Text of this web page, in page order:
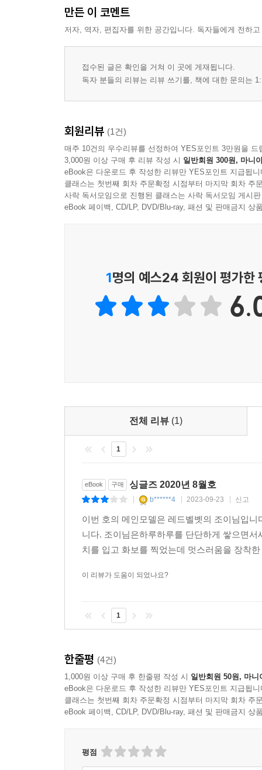
66 EVERYDAY SHINE
70 HIDE & SEEK
98 JOY of AUTUMN
118 PLAY FOR TODAY
132 BAD Girls
140 < 싱글즈>가 픽업한 이달의 뉴스는?
141 I AM REAL
142 윤기 품은 치크
144 겉촉속촉 워터리 하이라이터
146 과즙 팡팡 향수
154 유분 엔딩
158 <싱글즈>가 선정한 이달의 베스트 제품은?
164 the WHITE
168 OOPS! 촬영장 뷰티 SOS
183 <싱글즈>가 픽업한 이달의 뉴스는?
184 소중히 다뤄주세요
185 BEAUTY insider
186 2주 완성 복근 만들기
214 여행의 가치
216 이것은 광고가 아니다
218 청결의 역습
222 STYLE your space
232 나를 세일즈합니다
236 채소의 맛
242 만능감 쩌는 사람과 연애하는 법
244 내가 자고 싶었던 모든 남자들에게
250 S LIST
254 FASHION insider
256 HOROSCOPES
258 8월에는 <싱글즈>가 쏩니다!
260 피부도 마음도 행복해지는 <싱글즈> S
만든 이 코멘트
저자, 역자, 편집자를 위한 공간입니다. 독자들에게 전하
접수된 글은 확인을 거쳐 이 곳에 게재됩니다.
독자 분들의 리뷰는 리뷰 쓰기를, 책에 대한 문의는
회원리뷰 (1건)
매주 10건의 우수리뷰를 선정하여 YES포인트 3만원을 드
3,000원 이상 구매 후 리뷰 작성 시 일반회원 300원, 마니
eBook은 다운로드 후 작성한 리뷰만 YES포인트 지급됩니
클래스는 첫번째 회차 주문확정 시점부터 마지막 회차 주
사락 독서모임으로 진행된 클래스는 사락 독서모임 게시
eBook 페이백, CD/LP, DVD/Blu-ray, 패션 및 판매금지 상
1명의 예스24 회원이 평가한
전체 리뷰 (1)
1
eBook 구매 싱글즈 2020년 8월호
b******4 2023-09-23 신고
이번 호의 메인모델은 레드벨벳의 조이님입
니다. 조이님은하루하루를 단단하게 쌓으면
치를 입고 화보를 찍었는데 멋스러움을 장착
이 리뷰가 도움이 되었나요?
1
한줄평 (4건)
1,000원 이상 구매 후 한줄평 작성 시 일반회원 50원, 마니
eBook은 다운로드 후 작성한 리뷰만 YES포인트 지급됩니
클래스는 첫번째 회차 주문확정 시점부터 마지막 회차 주
eBook 페이백, CD/LP, DVD/Blu-ray, 패션 및 판매금지 상
평점